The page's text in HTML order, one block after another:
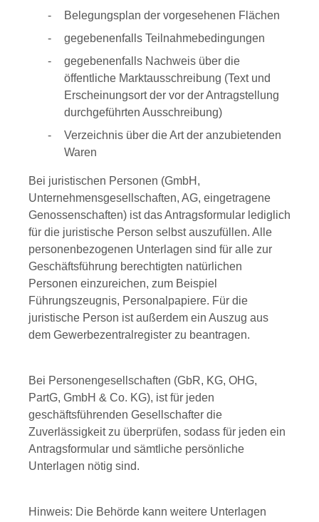
Belegungsplan der vorgesehenen Flächen
gegebenenfalls Teilnahmebedingungen
gegebenenfalls Nachweis über die
öffentliche Marktausschreibung (Text und
Erscheinungsort der vor der Antragstellung
durchgeführten Ausschreibung)
Verzeichnis über die Art der anzubietenden
Waren
Bei juristischen Personen (GmbH,
Unternehmensgesellschaften, AG, eingetragene
Genossenschaften) ist das Antragsformular lediglich
für die juristische Person selbst auszufüllen. Alle
personenbezogenen Unterlagen sind für alle zur
Geschäftsführung berechtigten natürlichen
Personen einzureichen, zum Beispiel
Führungszeugnis, Personalpapiere. Für die
juristische Person ist außerdem ein Auszug aus
dem Gewerbezentralregister zu beantragen.
Bei Personengesellschaften (GbR, KG, OHG,
PartG, GmbH & Co. KG), ist für jeden
geschäftsführenden Gesellschafter die
Zuverlässigkeit zu überprüfen, sodass für jeden ein
Antragsformular und sämtliche persönliche
Unterlagen nötig sind.
Hinweis: Die Behörde kann weitere Unterlagen